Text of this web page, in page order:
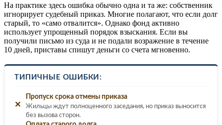
На практике здесь ошибка обычно одна и та же: собственник
игнорирует судебный приказ. Многие полагают, что если долг
старый, то «само отвалится». Однако фонд активно
использует упрощенный порядок взыскания. Если вы
получили письмо из суда и не подали возражение в течение
10 дней, приставы спишут деньги со счета мгновенно.
ТИПИЧНЫЕ ОШИБКИ:
✕
Пропуск срока отмены приказа
Жильцы ждут полноценного заседания, но приказ выносится
без вызова сторон.